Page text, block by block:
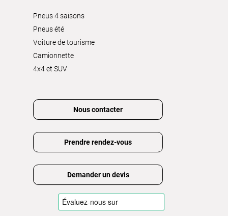
Pneus 4 saisons
Pneus été
Voiture de tourisme
Camionnette
4x4 et SUV
Nous contacter
Prendre rendez-vous
Demander un devis